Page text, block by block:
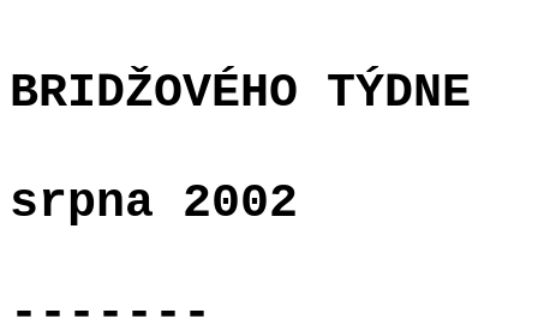
BRIDŽOVÉHO TÝDNE
srpna 2002
-------